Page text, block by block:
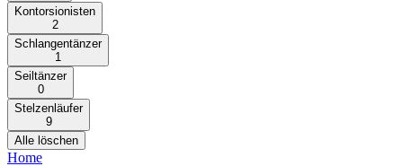
Kontorsionisten
2
Schlangentänzer
1
Seiltänzer
0
Stelzenläufer
9
Alle löschen
Home